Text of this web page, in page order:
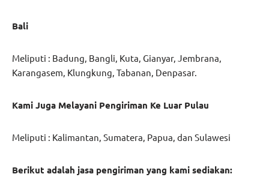
Bali
Meliputi : Badung, Bangli, Kuta, Gianyar, Jembrana,
Karangasem, Klungkung, Tabanan, Denpasar.
Kami Juga Melayani Pengiriman Ke Luar Pulau
Meliputi : Kalimantan, Sumatera, Papua, dan Sulawesi
Berikut adalah jasa pengiriman yang kami sediakan: